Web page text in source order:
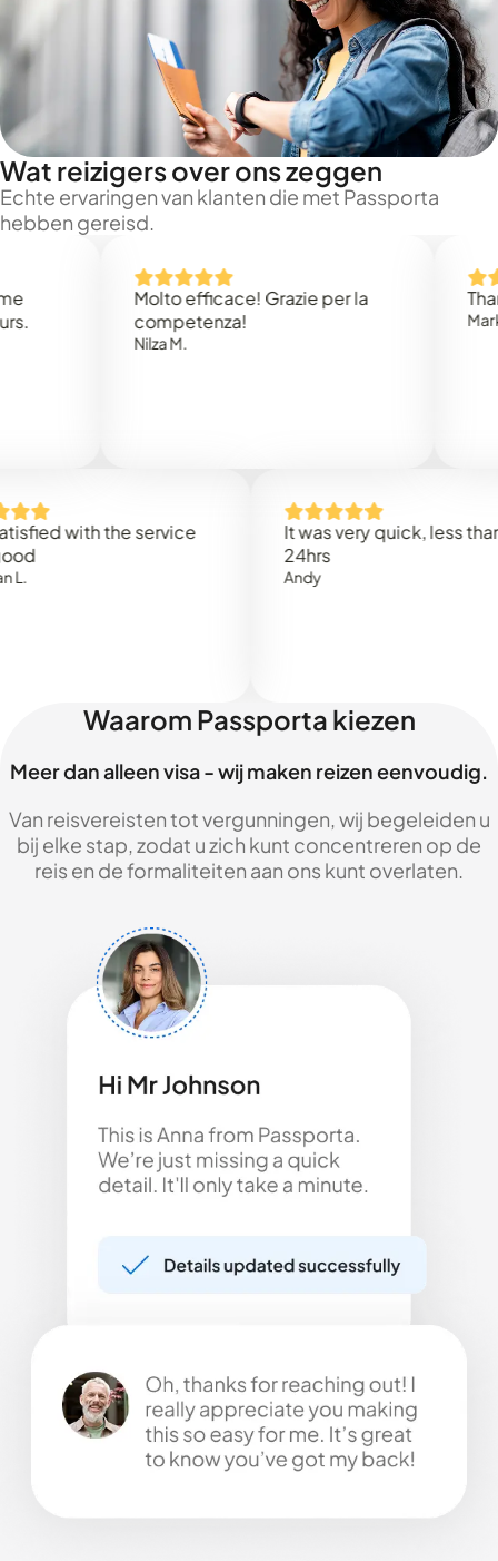
Wat reizigers over ons zeggen
Echte ervaringen van klanten die met Passporta
hebben gereisd.
Molto efficace! Grazie per la
competenza!
Thank
with the service
It was very quick, less than
Waarom Passporta kiezen
Meer dan alleen visa - wij maken reizen eenvoudig.
Van reisvereisten tot vergunningen, wij begeleiden u
bij elke stap, zodat u zich kunt concentreren op de
reis en de formaliteiten aan ons kunt overlaten.